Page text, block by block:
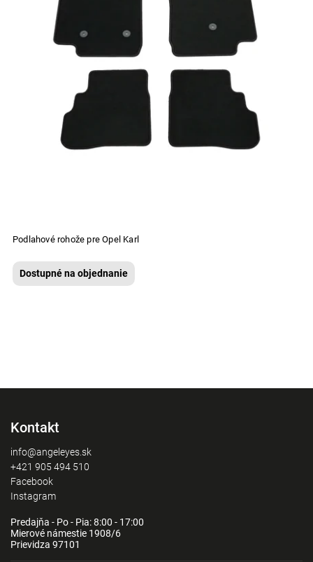
Podlahové rohože pre Opel Karl
Dostupné na objednanie
Kontakt
info@angeleyes.sk
+421 905 494 510
Facebook
Instagram
Predajňa - Po - Pia: 8:00 - 17:00
Mierové námestie 1908/6
Prievidza 97101